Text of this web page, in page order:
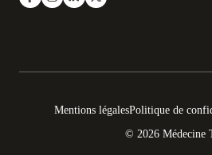
© 2026 Médecine
Mentions légalesPolitique de